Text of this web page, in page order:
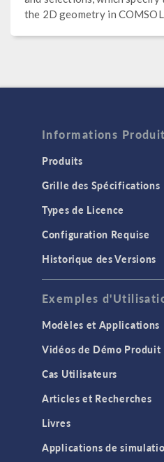
the 2D geometry in
Informations Produit
Produits
Grille des Spécifications
Types de Licence
Configuration Requise
Historique des Versions
Exemples
Modèles et Applications
Vidéos de Démo Produit
Cas Utilisateurs
Articles et Recherches
Livres
Applications de